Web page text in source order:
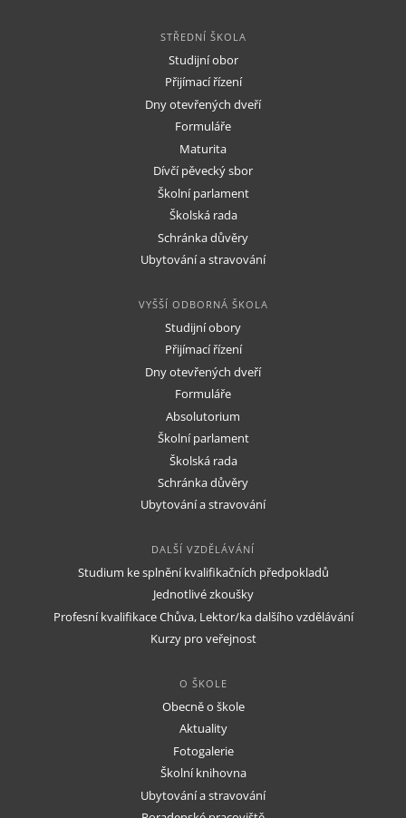
STŘEDNÍ ŠKOLA
Studijní obor
Přijímací řízení
Dny otevřených dveří
Formuláře
Maturita
Dívčí pěvecký sbor
Školní parlament
Školská rada
Schránka důvěry
Ubytování a stravování
VYŠŠÍ ODBORNÁ ŠKOLA
Studijní obory
Přijímací řízení
Dny otevřených dveří
Formuláře
Absolutorium
Školní parlament
Školská rada
Schránka důvěry
Ubytování a stravování
DALŠÍ VZDĚLÁVÁNÍ
Studium ke splnění kvalifikačních předpokladů
Jednotlivé zkoušky
Profesní kvalifikace Chůva, Lektor/ka dalšího vzdělávání
Kurzy pro veřejnost
O ŠKOLE
Obecně o škole
Aktuality
Fotogalerie
Školní knihovna
Ubytování a stravování